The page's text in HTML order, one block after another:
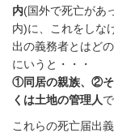
内(国外で死亡があ
内)に、これをしな
出の義務者とはど
にいうと・・・
①同居の親族、②そ
くは土地の管理人
これらの死亡届出